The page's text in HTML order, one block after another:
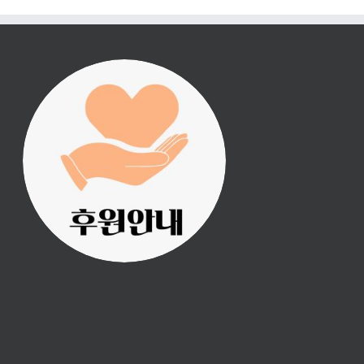
진리횃불 사역은 여러분
의 후원으로 이루어집니
다.